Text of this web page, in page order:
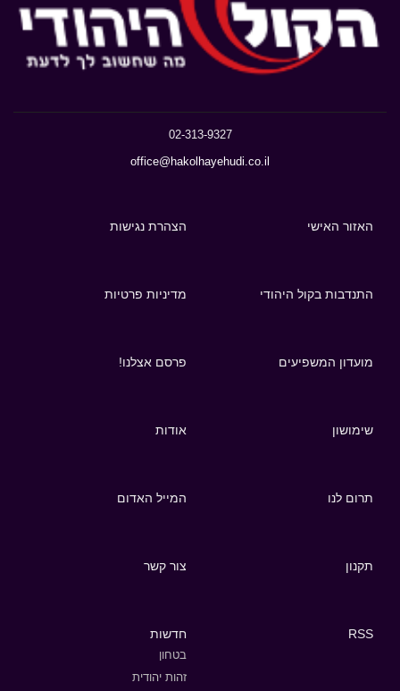
02-313-9327
office@hakolhayehudi.co.il
האזור האישי הצהרת נגישות
התנדבות בקול היהודי מדיניות פרטיות
מועדון המשפיעים פרסם אצלנו!
שימושון אודות
תרום לנו המייל האדום
תקנון צור קשר
RSS חדשות
בטחון
זהות יהודית